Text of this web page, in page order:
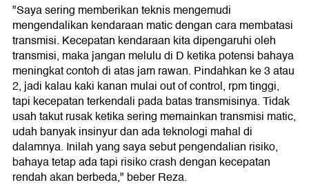
"Saya sering memberikan teknis mengemudi
mengendalikan kendaraan matic dengan cara membatasi
transmisi. Kecepatan kendaraan kita dipengaruhi oleh
transmisi, maka jangan melulu di D ketika potensi bahaya
meningkat contoh di atas jam rawan. Pindahkan ke 3 atau
2, jadi kalau kaki kanan mulai out of control, rpm tinggi,
tapi kecepatan terkendali pada batas transmisinya. Tidak
usah takut rusak ketika sering memainkan transmisi matic,
udah banyak insinyur dan ada teknologi mahal di
dalamnya. Inilah yang saya sebut pengendalian risiko,
bahaya tetap ada tapi risiko crash dengan kecepatan
rendah akan berbeda," beber Reza.